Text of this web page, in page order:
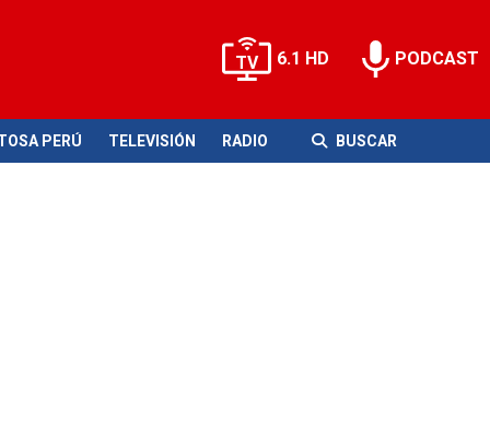
6.1 HD PODCAST
PERÚ TELEVISIÓN RADIO BUSCAR